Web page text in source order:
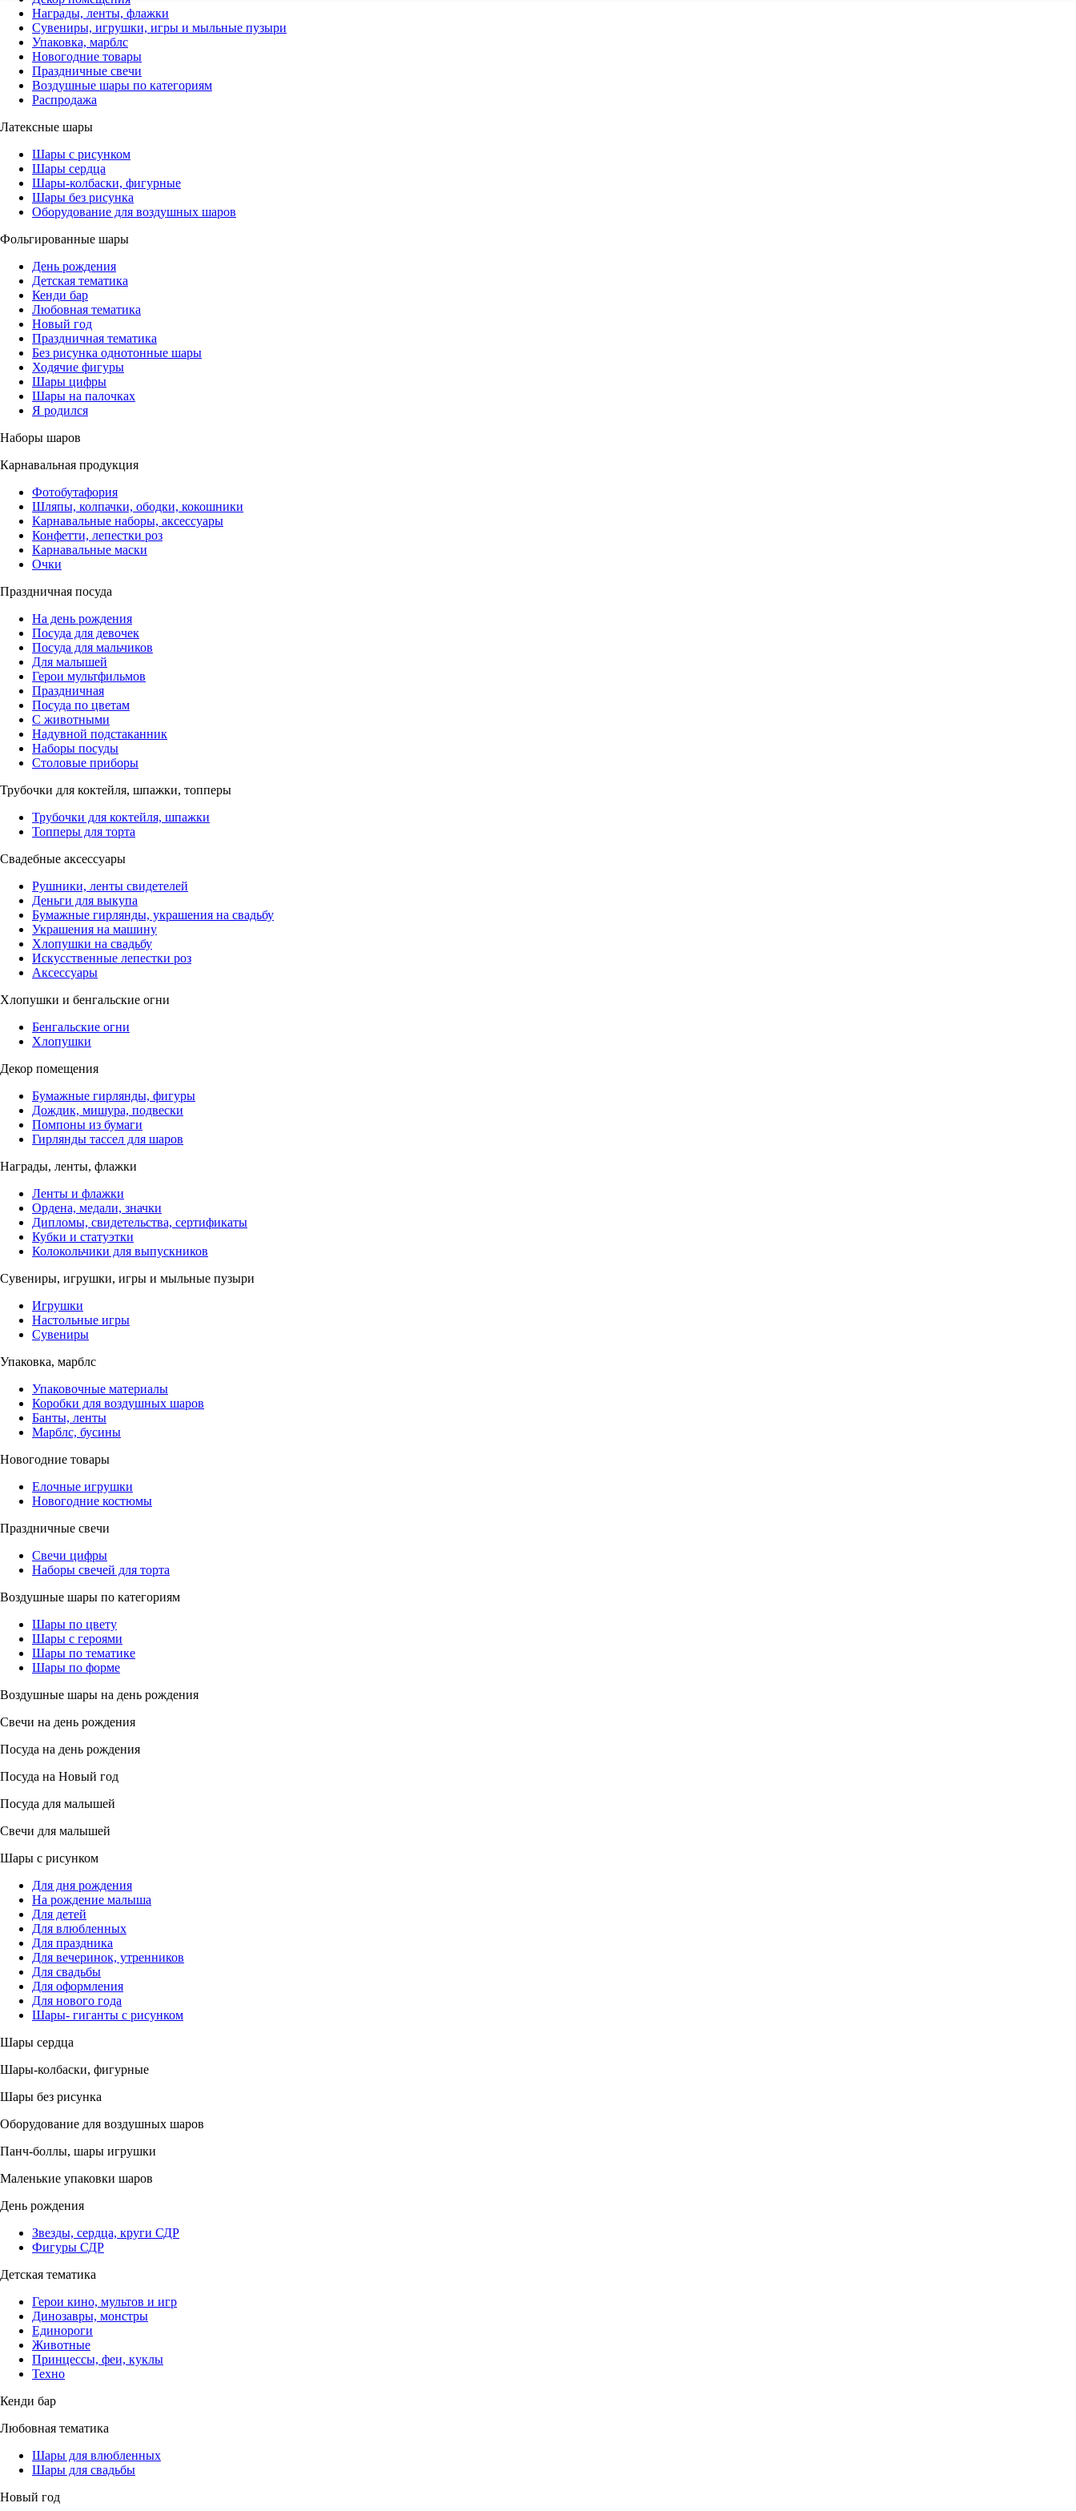
Награды, ленты, флажки
Сувениры, игрушки, игры и мыльные пузыри
Упаковка, марблс
Новогодние товары
Праздничные свечи
Воздушные шары по категориям
Распродажа
Латексные шары
Шары с рисунком
Шары сердца
Шары-колбаски, фигурные
Шары без рисунка
Оборудование для воздушных шаров
Фольгированные шары
День рождения
Детская тематика
Кенди бар
Любовная тематика
Новый год
Праздничная тематика
Без рисунка однотонные шары
Ходячие фигуры
Шары цифры
Шары на палочках
Я родился
Наборы шаров
Карнавальная продукция
Фотобутафория
Шляпы, колпачки, ободки, кокошники
Карнавальные наборы, аксессуары
Конфетти, лепестки роз
Карнавальные маски
Очки
Праздничная посуда
На день рождения
Посуда для девочек
Посуда для мальчиков
Для малышей
Герои мультфильмов
Праздничная
Посуда по цветам
С животными
Надувной подстаканник
Наборы посуды
Столовые приборы
Трубочки для коктейля, шпажки, топперы
Трубочки для коктейля, шпажки
Топперы для торта
Свадебные аксессуары
Рушники, ленты свидетелей
Деньги для выкупа
Бумажные гирлянды, украшения на свадьбу
Украшения на машину
Хлопушки на свадьбу
Искусственные лепестки роз
Аксессуары
Хлопушки и бенгальские огни
Бенгальские огни
Хлопушки
Декор помещения
Бумажные гирлянды, фигуры
Дождик, мишура, подвески
Помпоны из бумаги
Гирлянды тассел для шаров
Награды, ленты, флажки
Ленты и флажки
Ордена, медали, значки
Дипломы, свидетельства, сертификаты
Кубки и статуэтки
Колокольчики для выпускников
Сувениры, игрушки, игры и мыльные пузыри
Игрушки
Настольные игры
Сувениры
Упаковка, марблс
Упаковочные материалы
Коробки для воздушных шаров
Банты, ленты
Марблс, бусины
Новогодние товары
Елочные игрушки
Новогодние костюмы
Праздничные свечи
Свечи цифры
Наборы свечей для торта
Воздушные шары по категориям
Шары по цвету
Шары с героями
Шары по тематике
Шары по форме
Воздушные шары на день рождения
Свечи на день рождения
Посуда на день рождения
Посуда на Новый год
Посуда для малышей
Свечи для малышей
Шары с рисунком
Для дня рождения
На рождение малыша
Для детей
Для влюбленных
Для праздника
Для вечеринок, утренников
Для свадьбы
Для оформления
Для нового года
Шары- гиганты с рисунком
Шары сердца
Шары-колбаски, фигурные
Шары без рисунка
Оборудование для воздушных шаров
Панч-боллы, шары игрушки
Маленькие упаковки шаров
День рождения
Звезды, сердца, круги СДР
Фигуры СДР
Детская тематика
Герои кино, мультов и игр
Динозавры, монстры
Единороги
Животные
Принцессы, феи, куклы
Техно
Кенди бар
Любовная тематика
Шары для влюбленных
Шары для свадьбы
Новый год